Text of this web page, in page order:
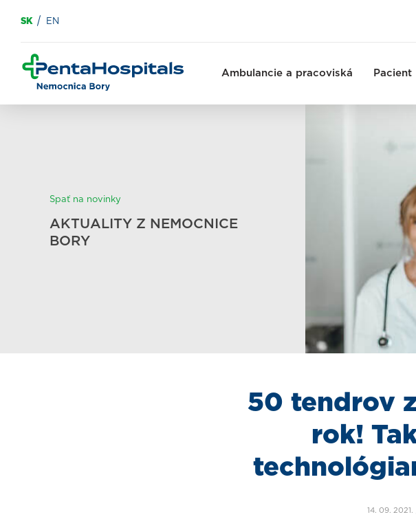
SK EN
Ambulancie a pracoviská Pacient
Spať na novinky
AKTUALITY Z NEMOCNICE
BORY
50 tendrov
rok!
14. 09. 2021.